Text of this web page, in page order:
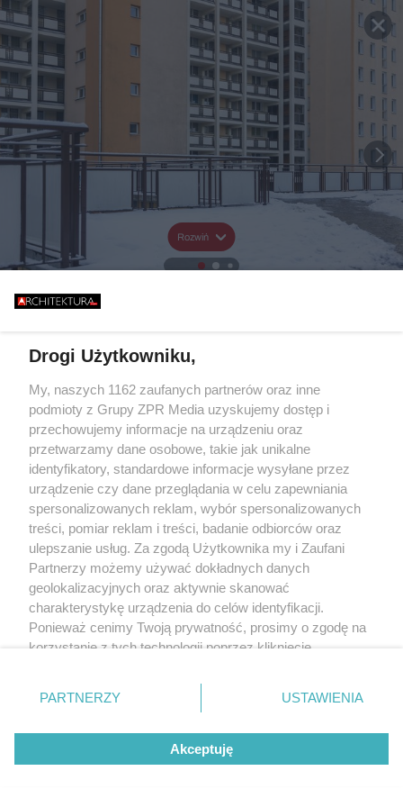
Rozwiń
Drogi Użytkowniku,
My, naszych 1162 zaufanych partnerów oraz inne
podmioty z Grupy ZPR Media uzyskujemy dostęp i
przechowujemy informacje na urządzeniu oraz
przetwarzamy dane osobowe, takie jak unikalne
identyfikatory, standardowe informacje wysyłane przez
urządzenie czy dane przeglądania w celu zapewniania
spersonalizowanych reklam, wybór spersonalizowanych
treści, pomiar reklam i treści, badanie odbiorców oraz
ulepszanie usług. Za zgodą Użytkownika my i Zaufani
Partnerzy możemy używać dokładnych danych
geolokalizacyjnych oraz aktywnie skanować
charakterystykę urządzenia do celów identyfikacji.
Ponieważ cenimy Twoją prywatność, prosimy o zgodę na
korzystanie z tych technologii poprzez kliknięcie
zmienić/wycofać klikając przycisk ustawień prywatności
znajdujący się w lewym dolnym rogu strony
rodzaje przetwarzania danych nie wymagają zgody
użytkownika, ale masz prawo sprzeciwić się takiemu
przetwarzaniu. Preferencje będą miały zastosowanie tylko
PARTNERZY USTAWIENIA
Akceptuję